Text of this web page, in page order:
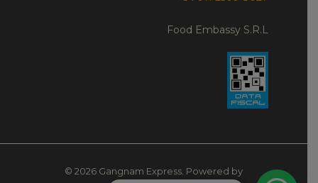
Food Embassy S.R.L
© 2026 Gangnam Express. Powered by